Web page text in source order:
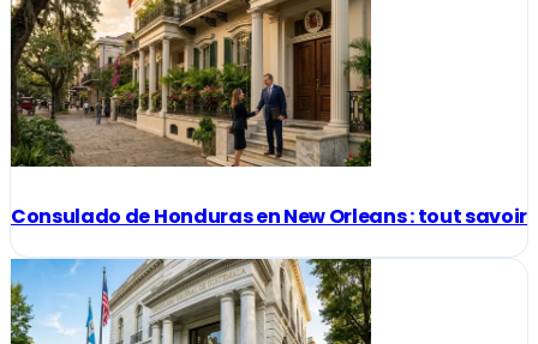
Consulado de Honduras en New Orleans : tout savoir